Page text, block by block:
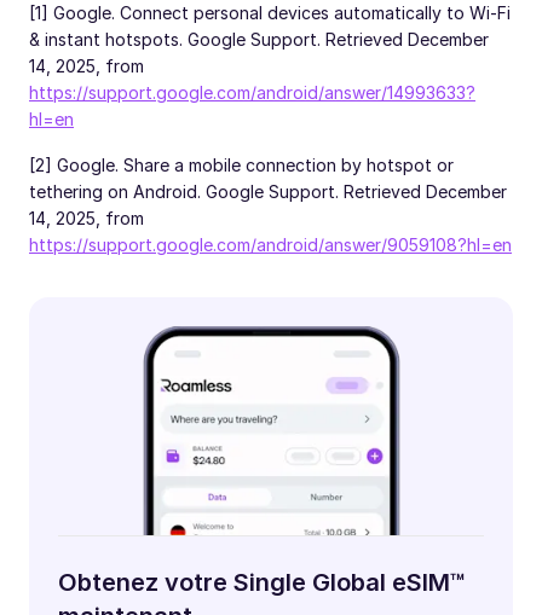
[1] Google. Connect personal devices automatically to Wi-Fi
& instant hotspots. Google Support. Retrieved December
14, 2025, from
https://support.google.com/android/answer/14993633?
hl=en
[2] Google. Share a mobile connection by hotspot or
tethering on Android. Google Support. Retrieved December
14, 2025, from
https://support.google.com/android/answer/9059108?hl=en
Obtenez votre Single Global eSIM™